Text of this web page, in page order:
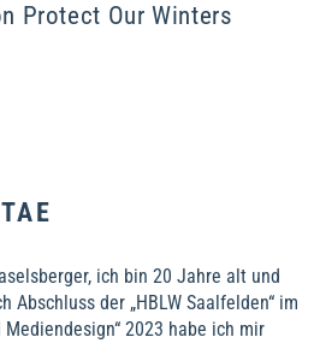
Protect Our Winters
ich bin 20 Jahre alt und
Abschluss der „HBLW Saalfelden“ im
2023 habe ich mir